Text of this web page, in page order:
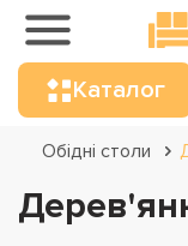
Каталог
Обідні столи